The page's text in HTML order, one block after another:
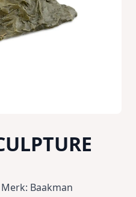
Merk: Baakman